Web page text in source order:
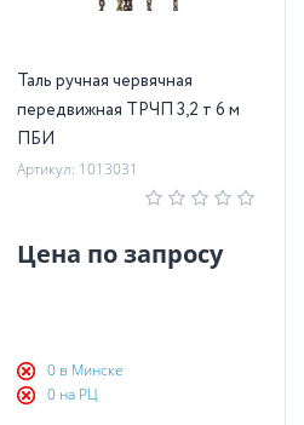
Таль ручная червячная
передвижная ТРЧП 3,2 т 6 м
ПБИ
Артикул: 1013031
Цена по запросу
0 в Минске
0 на РЦ